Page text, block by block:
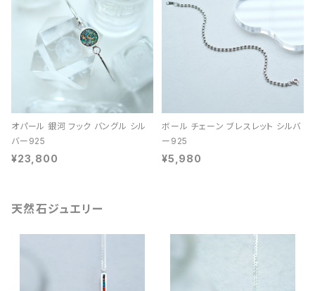
オパール 銀河 フック バングル シル
バー925
¥23,800
ボール チェーン ブレスレット シルバ
ー925
¥5,980
天然石ジュエリー